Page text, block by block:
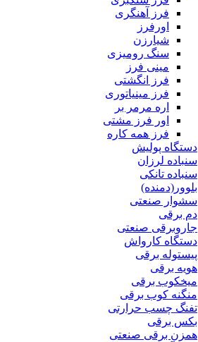
فرز آهنگری
اورفرز
شیارزن
سنگ رومیزی
مینی فرز
فرز انگشتی
فرز مینیاتوری
اره مرمر بر
اور فرز مشتی
فرز همه کاره
دستگاه پولیش
سنباده لرزان
سنباده تانکی
بلوور(دمنده)
سشوار صنعتی
دم برقی
جاروبرقی صنعتی
دستگاه کارواش
پیستوله برقی
هویه برقی
میخکوب برقی
منگنه کوب برقی
تفنگ چسب حرارتی
بکس برقی
همزن برقی صنعتی